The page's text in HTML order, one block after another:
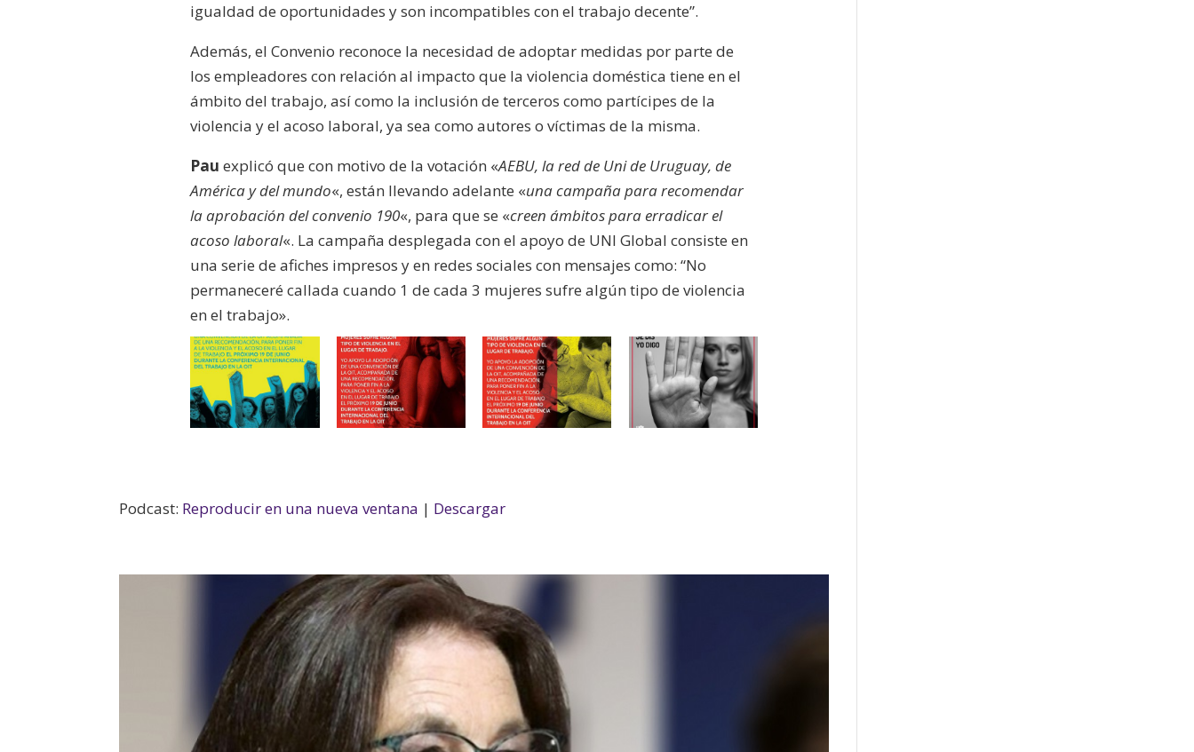
igualdad de oportunidades y son incompatibles con el trabajo decente”.
Además, el Convenio reconoce la necesidad de adoptar medidas por parte de
los empleadores con relación al impacto que la violencia doméstica tiene en el
ámbito del trabajo, así como la inclusión de terceros como partícipes de la
violencia y el acoso laboral, ya sea como autores o víctimas de la misma.
Pau explicó que con motivo de la votación «AEBU, la red de Uni de Uruguay, de
América y del mundo«, están llevando adelante «una campaña para recomendar
la aprobación del convenio 190«, para que se «creen ámbitos para erradicar el
acoso laboral«. La campaña desplegada con el apoyo de UNI Global consiste en
una serie de afiches impresos y en redes sociales con mensajes como: “No
permaneceré callada cuando 1 de cada 3 mujeres sufre algún tipo de violencia
en el trabajo».
Podcast: Reproducir en una nueva ventana | Descargar